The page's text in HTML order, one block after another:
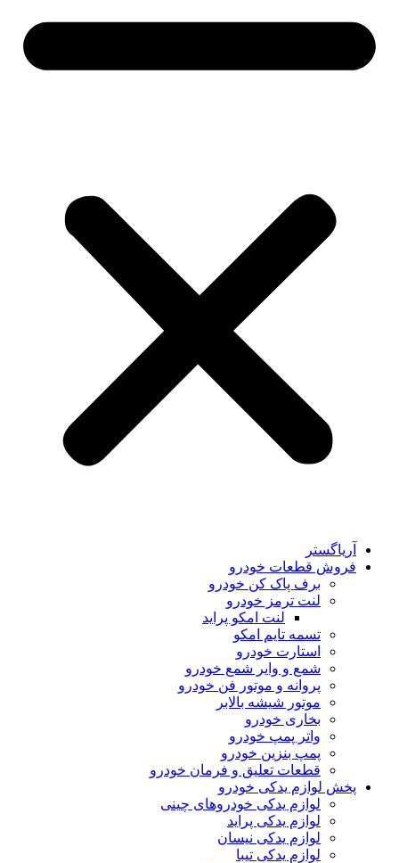
آریاگستر
فروش قطعات خودرو
برف پاک کن خودرو
لنت ترمز خودرو
لنت امکو پراید
تسمه تایم امکو
استارت خودرو
شمع و وایر شمع خودرو
پروانه و موتور فن خودرو
موتور شیشه بالابر
بخاری خودرو
واتر پمپ خودرو
پمپ بنزین خودرو
قطعات تعلیق و فرمان خودرو
پخش لوازم یدکی خودرو
لوازم یدکی خودروهای چینی
لوازم یدکی پراید
لوازم یدکی نیسان
لوازم یدکی تیبا